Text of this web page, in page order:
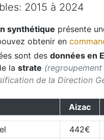
2015 à 2024
synthétique présente
obtenir en
sont des données en
la strate
de la Direction
Aizac
442€